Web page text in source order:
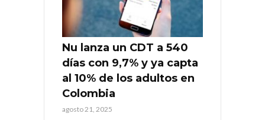
Nu lanza un CDT a 540
días con 9,7% y ya capta
al 10% de los adultos en
Colombia
agosto 21, 2025